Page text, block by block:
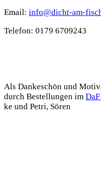
Email: info@dicht-am-
Tele­fon: 0179 6709243
Als Dan­ke­schön und
durch Bestel­lun­gen im
ke und Petri, Sören